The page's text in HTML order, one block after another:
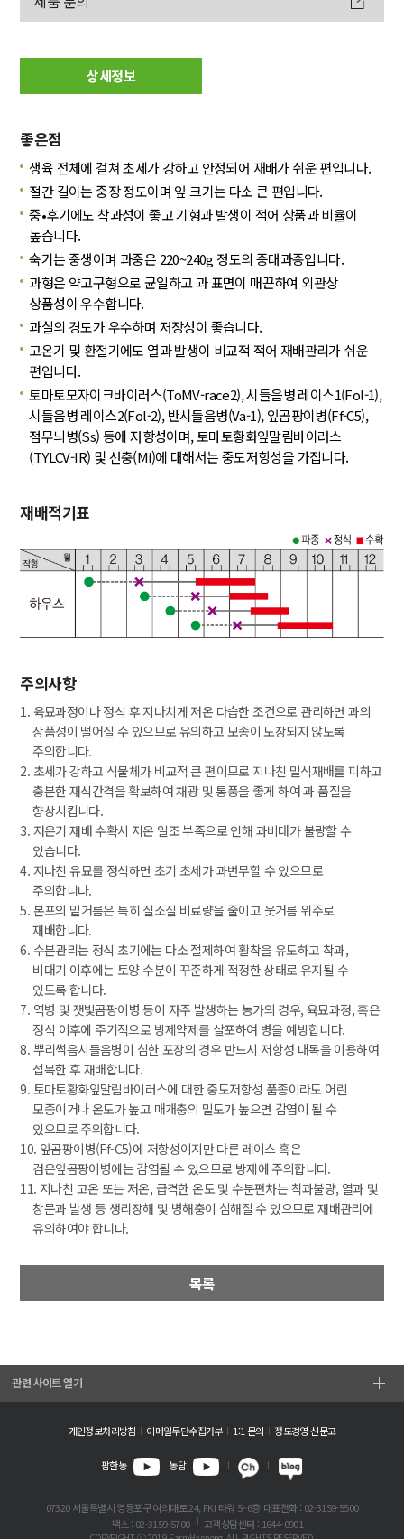
상세정보
좋은점
생육 전체에 걸쳐 초세가 강하고 안정되어 재배가 쉬운 편입니다.
절간 길이는 중장 정도이며 잎 크기는 다소 큰 편입니다.
중•후기에도 착과성이 좋고 기형과 발생이 적어 상품과 비율이
높습니다.
숙기는 중생이며 과중은 220~240g 정도의 중대과종입니다.
과형은 약고구형으로 균일하고 과 표면이 매끈하여 외관상
상품성이 우수합니다.
과실의 경도가 우수하며 저장성이 좋습니다.
고온기 및 환절기에도 열과 발생이 비교적 적어 재배관리가 쉬운
편입니다.
토마토모자이크바이러스(ToMV-race2), 시들음병 레이스1(Fol-1),
시들음병 레이스2(Fol-2), 반시들음병(Va-1), 잎곰팡이병(Ff-C5),
점무늬병(Ss) 등에 저항성이며, 토마토황화잎말림바이러스
(TYLCV-IR) 및 선충(Mi)에 대해서는 중도저항성을 가집니다.
재배적기표
주의사항
1. 육묘과정이나 정식 후 지나치게 저온 다습한 조건으로 관리하면 과의
상품성이 떨어질 수 있으므로 유의하고 모종이 도장되지 않도록
주의합니다.
2. 초세가 강하고 식물체가 비교적 큰 편이므로 지나친 밀식재배를 피하고
충분한 재식간격을 확보하여 채광 및 통풍을 좋게 하여 과 품질을
향상시킵니다.
3. 저온기 재배 수확시 저온 일조 부족으로 인해 과비대가 불량할 수
있습니다.
4. 지나친 유묘를 정식하면 초기 초세가 과번무할 수 있으므로
주의합니다.
5. 본포의 밑거름은 특히 질소질 비료량을 줄이고 웃거름 위주로
재배합니다.
6. 수분관리는 정식 초기에는 다소 절제하여 활착을 유도하고 착과,
비대기 이후에는 토양 수분이 꾸준하게 적정한 상태로 유지될 수
있도록 합니다.
7. 역병 및 잿빛곰팡이병 등이 자주 발생하는 농가의 경우, 육묘과정, 혹은
정식 이후에 주기적으로 방제약제를 살포하여 병을 예방합니다.
8. 뿌리썩음시들음병이 심한 포장의 경우 반드시 저항성 대목을 이용하여
접목한 후 재배합니다.
9. 토마토황화잎말림바이러스에 대한 중도저항성 품종이라도 어린
모종이거나 온도가 높고 매개충의 밀도가 높으면 감염이 될 수
있으므로 주의합니다.
10. 잎곰팡이병(Ff-C5)에 저항성이지만 다른 레이스 혹은
검은잎곰팡이병에는 감염될 수 있으므로 방제에 주의합니다.
11. 지나친 고온 또는 저온, 급격한 온도 및 수분편차는 착과불량, 열과 및
창문과 발생 등 생리장해 및 병해충이 심해질 수 있으므로 재배관리에
유의하여야 합니다.
목록
개인정보처리방침 이메일무단수집거부 1:1 문의 정도경영 신문고
팜한농 농담
07320 서울특별시 영등포구 여의대로 24, FKI 타워 5~6층 대표전화 : 02-3159-5500
팩스 : 02-3159-5700
고객상담센터 : 1644-0901
관련 사이트 열기